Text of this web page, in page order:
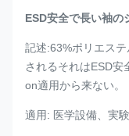
ESD安全で長い袖
記述:63%ポリエス
されるそれはESD
on適用から来ない。
適用: 医学設備、実